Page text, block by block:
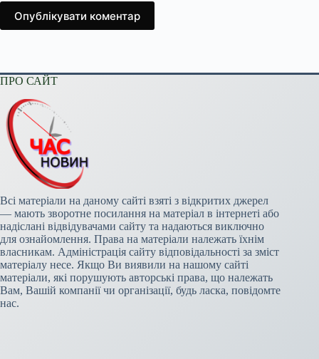
Опублікувати коментар
ПРО САЙТ
Всі матеріали на даному сайті взяті з відкритих джерел
— мають зворотне посилання на матеріал в інтернеті або
надіслані відвідувачами сайту та надаються виключно
для ознайомлення. Права на матеріали належать їхнім
власникам. Адміністрація сайту відповідальності за зміст
матеріалу несе. Якщо Ви виявили на нашому сайті
матеріали, які порушують авторські права, що належать
Вам, Вашій компанії чи організації, будь ласка, повідомте
нас.